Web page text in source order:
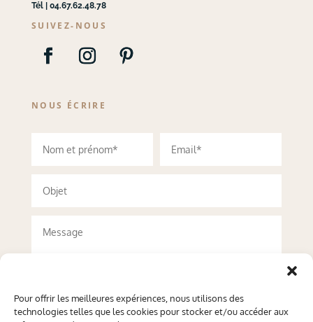
Pour offrir les meilleures expériences, nous utilisons des
technologies telles que les cookies pour stocker et/ou accéder aux
Tél | 04.67.62.48.78
SUIVEZ-NOUS
NOUS ÉCRIRE